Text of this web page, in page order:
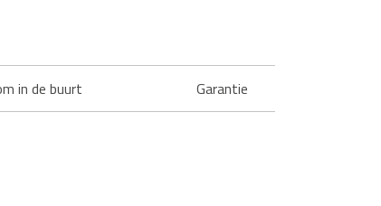
in de buurt Garantie